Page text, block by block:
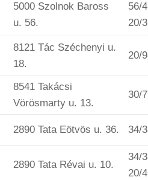
5000 Szolnok Baross
u. 56.
56/
20/
8121 Tác Széchenyi u.
18.
20/
8541 Takácsi
Vörösmarty u. 13.
30/
2890 Tata Eötvös u. 36. 34/
2890 Tata Révai u. 10.
34/
20/